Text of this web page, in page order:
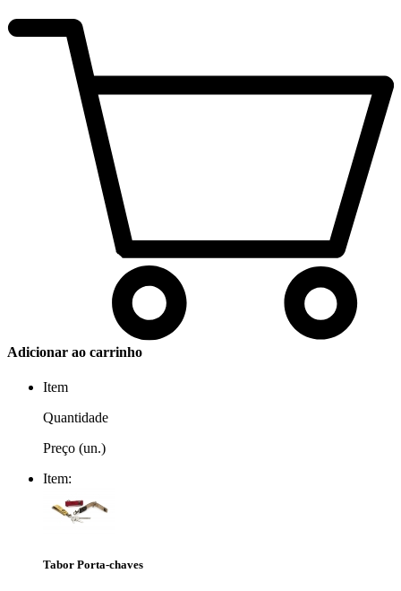
Adicionar ao carrinho
Item
Quantidade
Preço (un.)
Item:
Tabor Porta-chaves